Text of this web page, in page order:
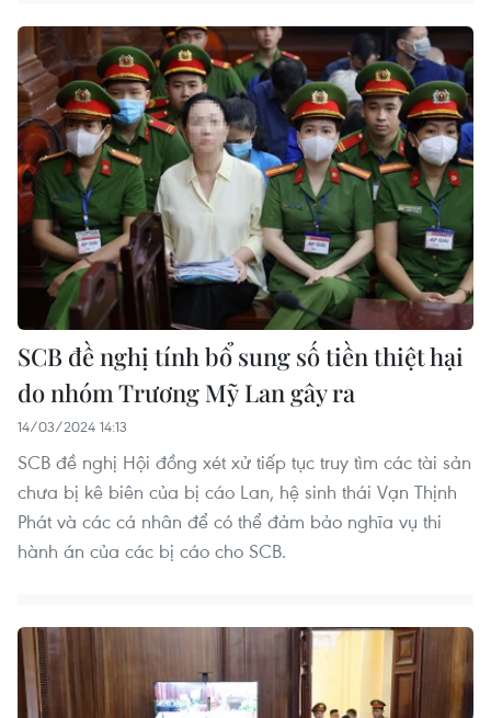
SCB đề nghị tính bổ sung số tiền thiệt hại
do nhóm Trương Mỹ Lan gây ra
14/03/2024 14:13
SCB đề nghị Hội đồng xét xử tiếp tục truy tìm các tài sản
chưa bị kê biên của bị cáo Lan, hệ sinh thái Vạn Thịnh
Phát và các cá nhân để có thể đảm bảo nghĩa vụ thi
hành án của các bị cáo cho SCB.